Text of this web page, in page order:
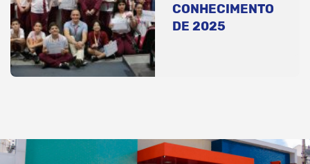
CONHECIMENTO
DE 2025